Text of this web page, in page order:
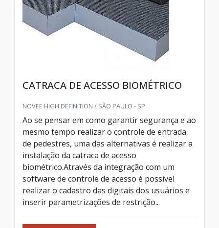
CATRACA DE ACESSO BIOMÉTRICO
NOVEE HIGH DEFINITION / SÃO PAULO - SP
Ao se pensar em como garantir segurança e ao
mesmo tempo realizar o controle de entrada
de pedestres, uma das alternativas é realizar a
instalação da catraca de acesso
biométrico.Através da integração com um
software de controle de acesso é possível
realizar o cadastro das digitais dos usuários e
inserir parametrizações de restrição...